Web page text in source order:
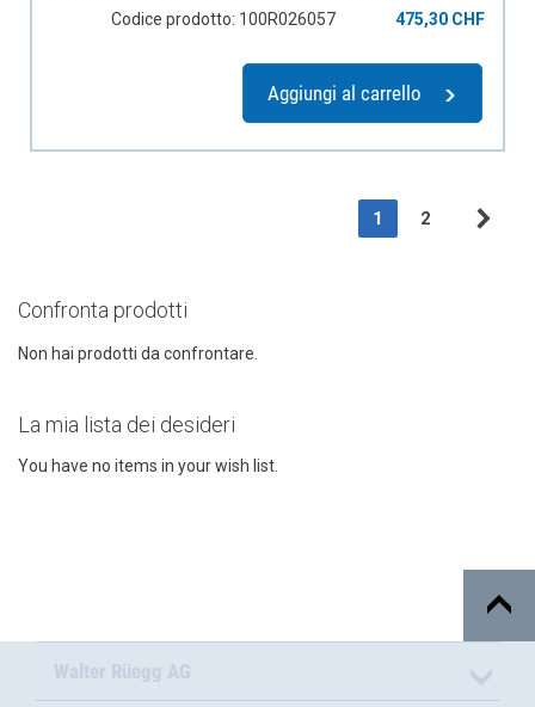
Codice prodotto: 100R026057 475,30 CHF
Aggiungi al carrello
PageYou're currently
1 Page
2
Confronta prodotti
Non hai prodotti da confrontare.
La mia lista dei desideri
You have no items in your wish list.
Walter Rüegg AG